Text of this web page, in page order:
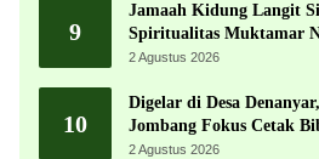
9
Jamaah Kidung Langit
Spiritualitas Muktamar
2 Agustus 2026
10
Digelar di Desa
Jombang Fokus Cetak
Berprestasi
2 Agustus 2026